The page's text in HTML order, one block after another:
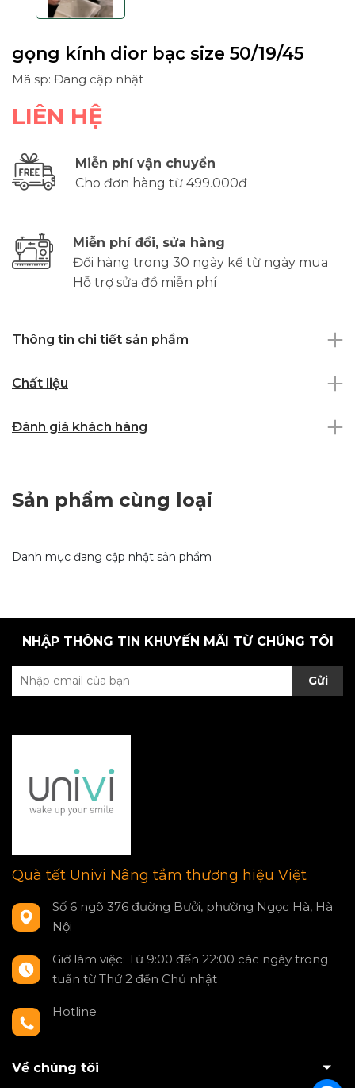
gọng kính dior bạc size 50/19/45
Mã sp: Đang cập nhật
LIÊN HỆ
Miễn phí vận chuyển
Cho đơn hàng từ 499.000đ
Miễn phí đổi, sửa hàng
Đổi hàng trong 30 ngày kể từ ngày mua
Hỗ trợ sửa đồ miễn phí
Thông tin chi tiết sản phẩm
Chất liệu
Đánh giá khách hàng
Sản phẩm cùng loại
Danh mục đang cập nhật sản phẩm
NHẬP THÔNG TIN KHUYẾN MÃI TỪ CHÚNG TÔI
Gửi
Quà tết Univi Nâng tầm thương hiệu Việt
Số 6 ngõ 376 đường Bưởi, phường Ngọc Hà, Hà
Nội
Giờ làm việc: Từ 9:00 đến 22:00 các ngày trong
tuần từ Thứ 2 đến Chủ nhật
Hotline
Về chúng tôi